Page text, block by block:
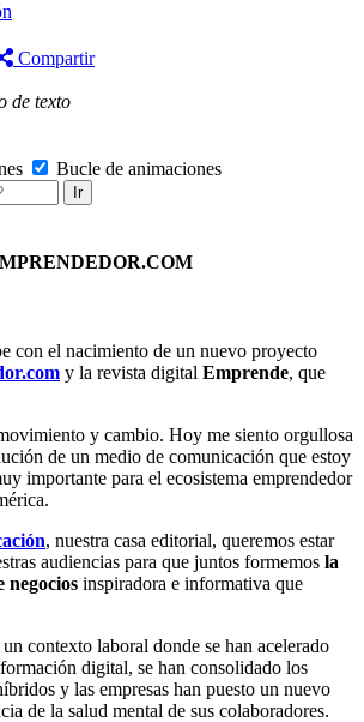
Compartir
de texto
Bucle de animaciones
Ir
con el nacimiento de un nuevo proyecto
y la revista digital Emprende, que
y cambio. Hoy me siento orgullosa
de un medio de comunicación que estoy
importante para el ecosistema emprendedor
, nuestra casa editorial, queremos estar
audiencias para que juntos formemos la
negocios inspiradora e informativa que
contexto laboral donde se han acelerado
digital, se han consolidado los
y las empresas han puesto un nuevo
de la salud mental de sus colaboradores.